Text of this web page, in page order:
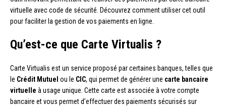
virtuelle avec code de sécurité. Découvrez comment utiliser cet outil
pour faciliter la gestion de vos paiements en ligne.
Qu’est-ce que Carte Virtualis ?
Carte Virtualis est un service proposé par certaines banques, telles que
le Crédit Mutuel ou le CIC, qui permet de générer une carte bancaire
virtuelle à usage unique. Cette carte est associée à votre compte
bancaire et vous permet d’effectuer des paiements sécurisés sur